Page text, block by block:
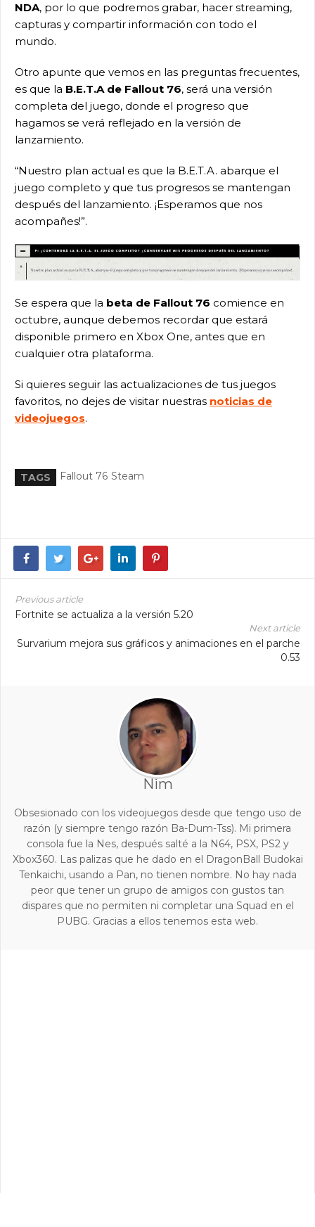
NDA, por lo que podremos grabar, hacer streaming,
capturas y compartir información con todo el
mundo.
Otro apunte que vemos en las preguntas frecuentes,
es que la B.E.T.A de Fallout 76, será una versión
completa del juego, donde el progreso que
hagamos se verá reflejado en la versión de
lanzamiento.
“Nuestro plan actual es que la B.E.T.A. abarque el
juego completo y que tus progresos se mantengan
después del lanzamiento. ¡Esperamos que nos
acompañes!”.
Se espera que la beta de Fallout 76 comience en
octubre, aunque debemos recordar que estará
disponible primero en Xbox One, antes que en
cualquier otra plataforma.
Si quieres seguir las actualizaciones de tus juegos
favoritos, no dejes de visitar nuestras noticias de
videojuegos.
TAGS Fallout 76 Steam
Previous article
Fortnite se actualiza a la versión 5.20
Next article
Survarium mejora sus gráficos y animaciones en el parche
0.53
Nim
Obsesionado con los videojuegos desde que tengo uso de
razón (y siempre tengo razón Ba-Dum-Tss). Mi primera
consola fue la Nes, después salté a la N64, PSX, PS2 y
Xbox360. Las palizas que he dado en el DragonBall Budokai
Tenkaichi, usando a Pan, no tienen nombre. No hay nada
peor que tener un grupo de amigos con gustos tan
dispares que no permiten ni completar una Squad en el
PUBG. Gracias a ellos tenemos esta web.